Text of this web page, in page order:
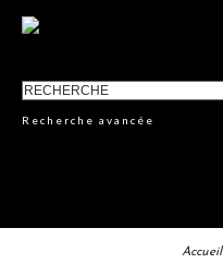
Recherche avancée
Accueil